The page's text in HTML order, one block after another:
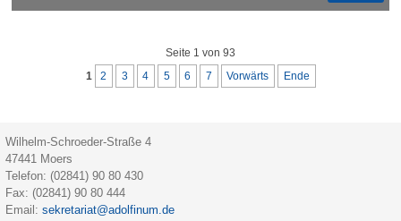
Seite 1 von 93
1 2 3 4 5 6 7 Vorwärts Ende
Wilhelm-Schroeder-Straße 4
47441 Moers
Telefon: (02841) 90 80 430
Fax: (02841) 90 80 444
Email:sekretariat@adolfinum.de